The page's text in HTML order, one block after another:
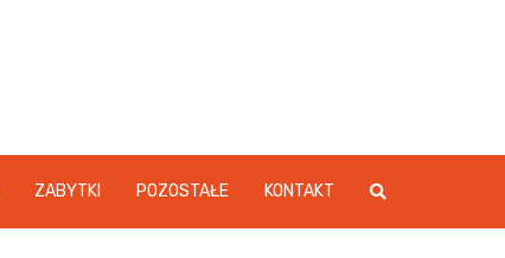
ZABYTKI POZOSTAŁE KONTAKT